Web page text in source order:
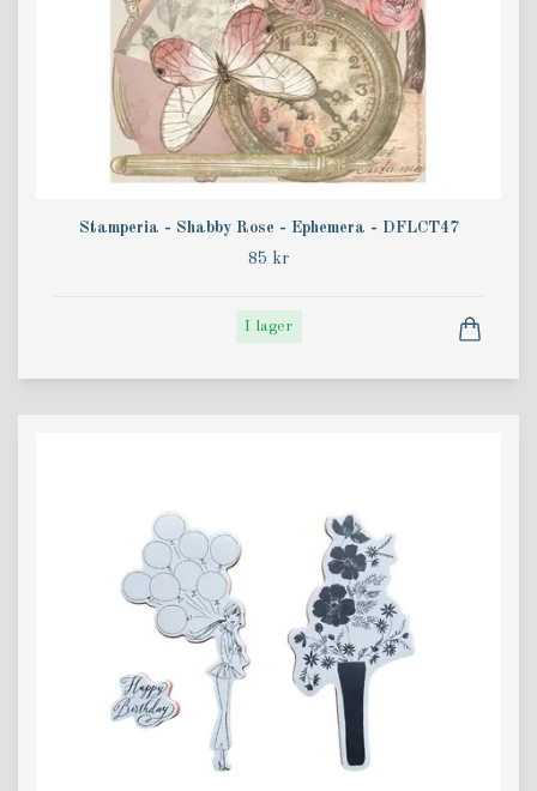
Stamperia - Shabby Rose - Ephemera - DFLCT47
85 kr
I lager